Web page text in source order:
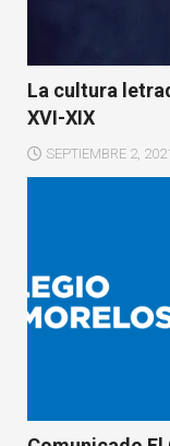
La cultura
XVI-XIX
SEPTIEMBRE 2,